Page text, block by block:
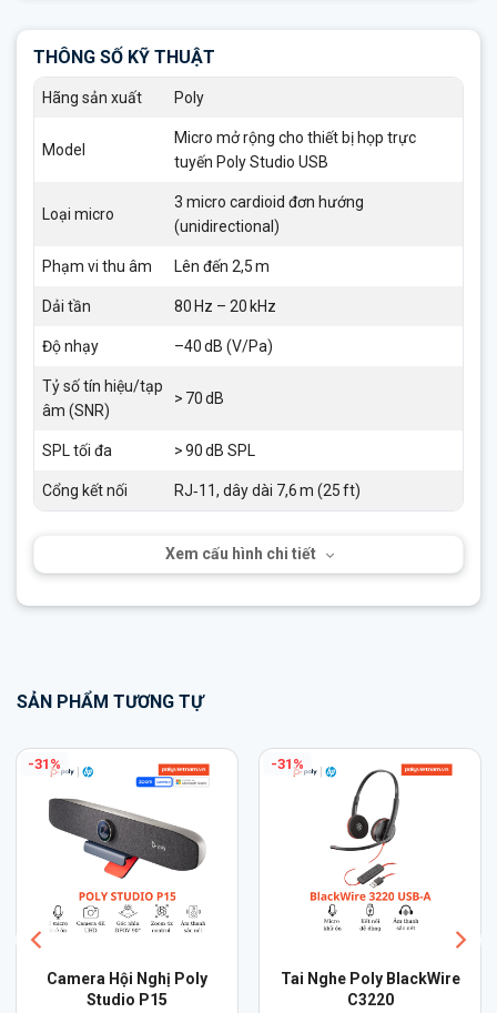
THÔNG SỐ KỸ THUẬT
Hãng sản xuất Poly
Model
Micro mở rộng cho thiết bị họp trực
tuyến Poly Studio USB
Loại micro
3 micro cardioid đơn hướng
(unidirectional)
Phạm vi thu âm Lên đến 2,5 m
Dải tần 80 Hz – 20 kHz
Độ nhạy –40 dB (V/Pa)
Tỷ số tín hiệu/tạp
âm (SNR)
> 70 dB
SPL tối đa > 90 dB SPL
Cổng kết nối RJ‑11, dây dài 7,6 m (25 ft)
Xem cấu hình chi tiết
SẢN PHẨM TƯƠNG TỰ
-17%
Tai nghe Poly BlackWire
3315 Microsoft Teams
Sản
phẩm
Tai Nghe Không Dây Poly
Savi 8410 Office DECT™